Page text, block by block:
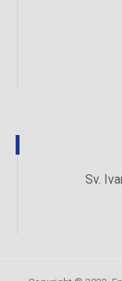
Sv.